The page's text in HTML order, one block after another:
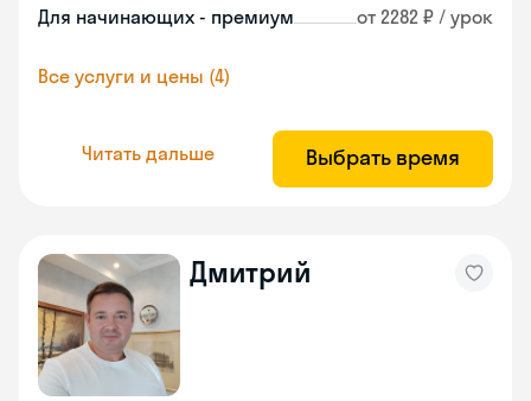
Для начинающих - премиум от 2282 ₽ / урок
Все услуги и цены (4)
Читать дальше Выбрать время
Дмитрий